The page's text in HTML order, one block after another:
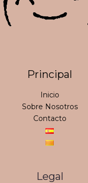
Principal
Inicio
Sobre Nosotros
Contacto
Legal